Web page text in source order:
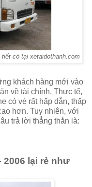
có tại xetaidothanh.com
khách hàng mới vào
về tài chính. Thực tế,
có vẻ rất hấp dẫn, thấp
hơn. Tuy nhiên, với
trả lời thẳng thắn là:
2006 lại rẻ như